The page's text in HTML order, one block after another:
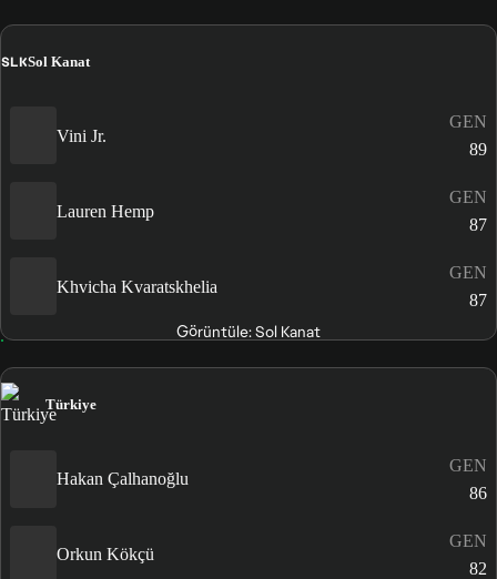
SLKSol Kanat
Vini Jr.
GEN
89
Lauren Hemp
GEN
87
Khvicha Kvaratskhelia
GEN
87
Görüntüle: Sol Kanat
Türkiye
Hakan Çalhanoğlu
GEN
86
Orkun Kökçü
GEN
82